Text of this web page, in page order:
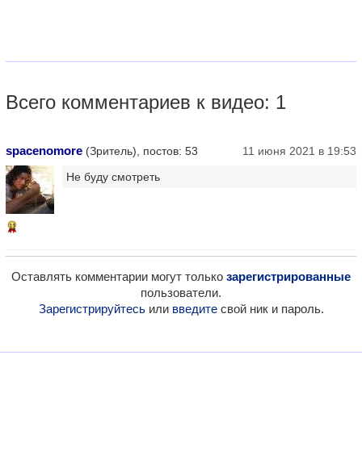
Всего комментариев к видео: 1
spacenomore (Зритель), постов: 53 11 июня 2021 в 19:53
11
Не буду смотреть
Оставлять комментарии могут только зарегистрированные
пользователи.
Зарегистрируйтесьили введитесвой ник и пароль.